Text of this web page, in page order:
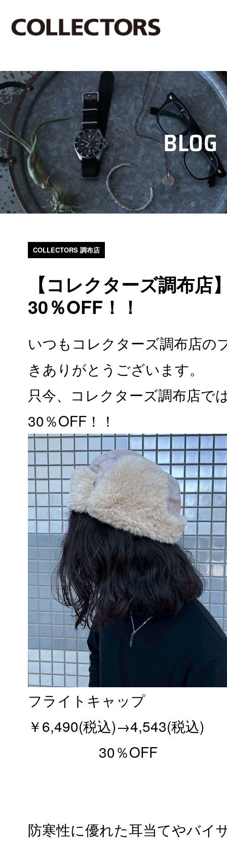
COLLECTORS 調布店
【コレクターズ調布店
30％OFF！！
いつもコレクターズ調布店の
きありがとうございます。
只今、コレクターズ調布店で
30％OFF！！
フライトキャップ
￥6,490(税込)→4,543(税込)
30％OFF
防寒性に優れた耳当てやバイ